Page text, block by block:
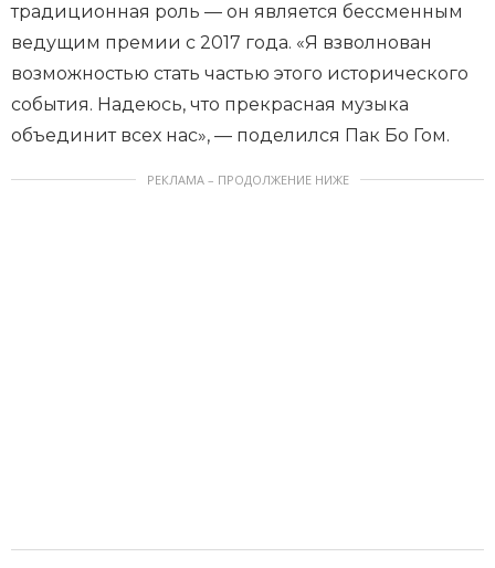
традиционная роль — он является бессменным
ведущим премии с 2017 года. «Я взволнован
возможностью стать частью этого исторического
события. Надеюсь, что прекрасная музыка
объединит всех нас», — поделился Пак Бо Гом.
РЕКЛАМА – ПРОДОЛЖЕНИЕ НИЖЕ